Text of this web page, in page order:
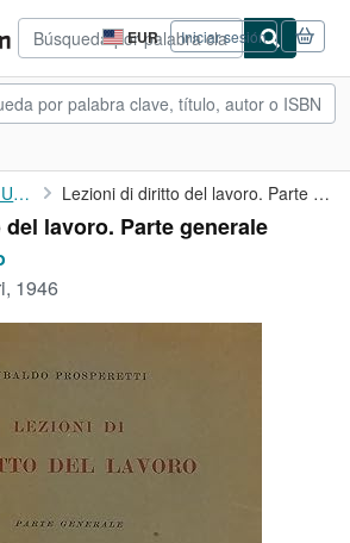
EUR
Preferencias
de
compra
del
Iniciar sesión
Prosperetti Ubaldo Lezioni di diritto del lavoro. Parte generale
lavoro. Parte generale
1946